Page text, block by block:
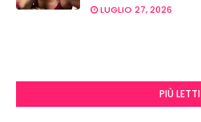
LUGLIO 27, 2026
PIÙ LETTI